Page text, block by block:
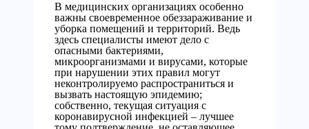
В медицинских организациях особенно
важны своевременное обеззараживание и
уборка помещений и территорий. Ведь
здесь специалисты имеют дело с
опасными бактериями,
микроорганизмами и вирусами, которые
при нарушении этих правил могут
неконтролируемо распространиться и
вызвать настоящую эпидемию;
собственно, текущая ситуация с
коронавирусной инфекцией – лучшее